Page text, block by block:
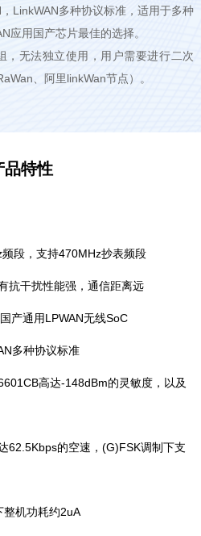
LinkWAN多种协议标准，适用于多种
应用国产芯片最佳的选择。
，无法独立使用，用户需要进行二次
、阿里linkWan节点）。
品特性
段，支持470MHz抄表频段
抗干扰性能强，通信距离远
产通用LPWAN无线SoC
多种协议标准
高达-148dBm的灵敏度，以及
62.5Kbps的空速，(G)FSK调制下支
整机功耗约2uA